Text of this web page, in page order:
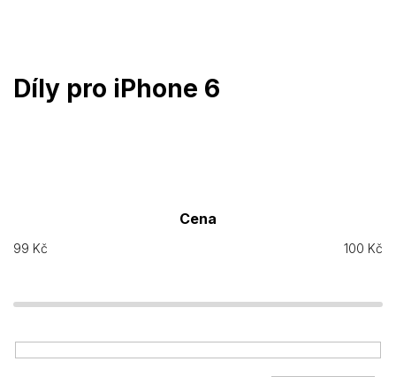
Díly pro iPhone 6
Cena
99 Kč 100 Kč